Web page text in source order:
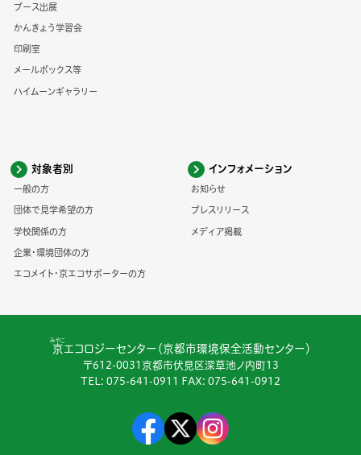
ブース出展
かんきょう学習会
印刷室
メールボックス等
ハイムーンギャラリー
対象者別
一般の方
団体で見学希望の方
学校関係の方
企業・環境団体の方
エコメイト・京エコサポーターの方
インフォメーション
お知らせ
プレスリリース
メディア掲載
京
みやこ
エコロジーセンター（京都市環境保全活動センター）
〒612-0031京都市伏見区深草池ノ内町13
TEL: 075-641-0911 FAX: 075-641-0912